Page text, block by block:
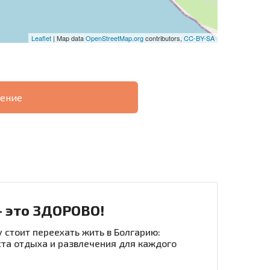
Leaflet | Map dataOpenStreetMap.orgcontributors, CC-BY-SA
| Нажимая кнопку, вы разрешаете
это ЗДОРОВО!
переехать жить в Болгарию:
отдыха и развлечения для каждого